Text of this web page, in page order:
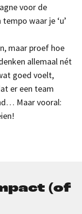
voor de
waar je ‘u’
maar proef hoe
allemaal nét
goed voelt,
er een team
Maar vooral:
(of